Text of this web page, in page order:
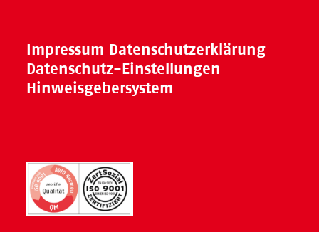
Impressum Datenschutzerklärung
Datenschutz-Einstellungen
Hinweisgebersystem